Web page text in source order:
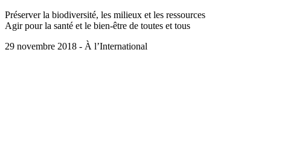
Préserver la biodiversité, les milieux et les ressources
Agir pour la santé et le bien-être de toutes et tous
29 novembre 2018 - À l’International